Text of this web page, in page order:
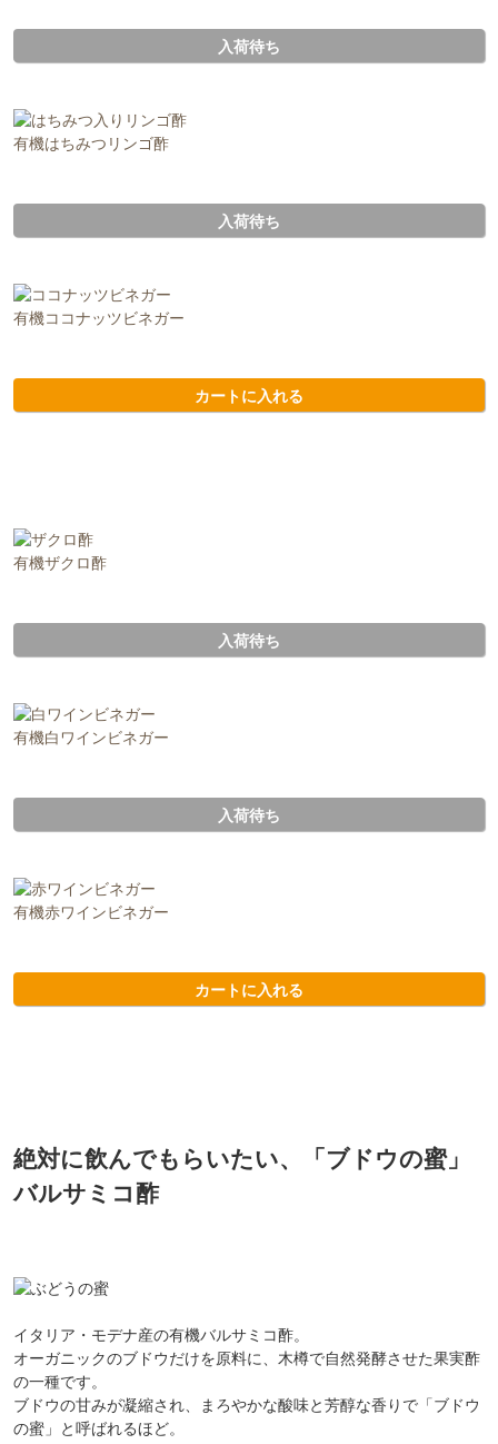
入荷待ち
有機はちみつリンゴ酢
入荷待ち
有機ココナッツビネガー
カートに入れる
有機ザクロ酢
入荷待ち
有機白ワインビネガー
入荷待ち
有機赤ワインビネガー
カートに入れる
絶対に飲んでもらいたい、「ブドウの蜜」
バルサミコ酢
イタリア・モデナ産の有機バルサミコ酢。
オーガニックのブドウだけを原料に、木樽で自然発酵させた果実酢
の一種です。
ブドウの甘みが凝縮され、まろやかな酸味と芳醇な香りで「ブドウ
の蜜」と呼ばれるほど。